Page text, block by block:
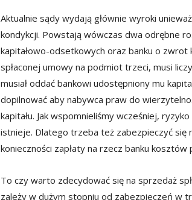
Aktualnie sądy wydają głównie wyroki
kondykcji. Powstają wówczas dwa odrębne
kapitałowo-odsetkowych oraz banku o
spłaconej umowy na podmiot trzeci, musi
musiał oddać bankowi udostępniony mu
dopilnować aby nabywca praw do
kapitału. Jak wspomnieliśmy wcześniej,
istnieje. Dlatego trzeba też zabezpieczyć się
konieczności zapłaty na rzecz banku kosztów
To czy warto zdecydować się na sprzedaż
zależy w dużym stopniu od zabezpieczeń w